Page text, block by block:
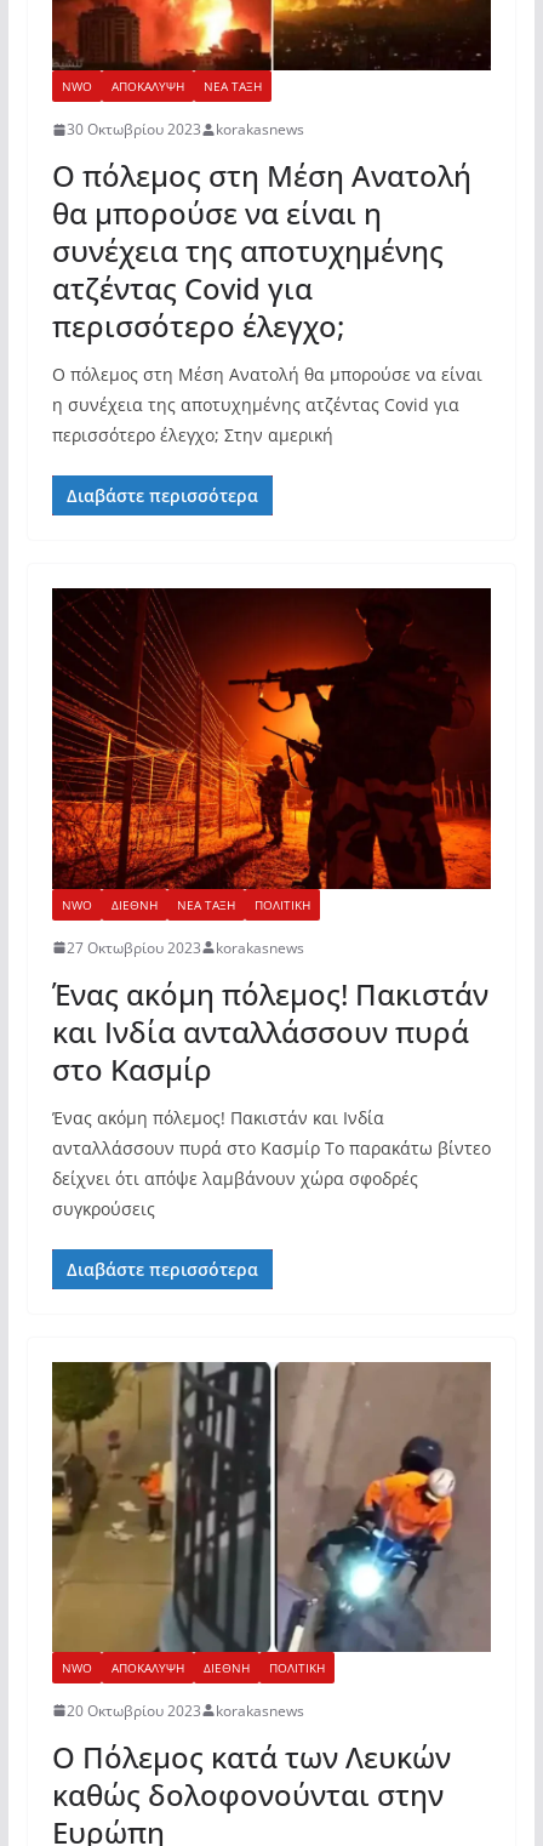
NWO ΑΠΟΚΑΛΥΨΗ ΝΕΑ ΤΑΞΗ
30 Οκτωβρίου 2023 korakasnews
Ο πόλεμος στη Μέση Ανατολή
θα μπορούσε να είναι η
συνέχεια της αποτυχημένης
ατζέντας Covid για
περισσότερο έλεγχο;
Ο πόλεμος στη Μέση Ανατολή θα μπορούσε να είναι
η συνέχεια της αποτυχημένης ατζέντας Covid για
περισσότερο έλεγχο; Στην αμερική
Διαβάστε περισσότερα
NWO ΔΙΕΘΝΗ ΝΕΑ ΤΑΞΗ ΠΟΛΙΤΙΚΗ
27 Οκτωβρίου 2023 korakasnews
Ένας ακόμη πόλεμος! Πακιστάν
και Ινδία ανταλλάσσουν πυρά
στο Κασμίρ
Ένας ακόμη πόλεμος! Πακιστάν και Ινδία
ανταλλάσσουν πυρά στο Κασμίρ Το παρακάτω βίντεο
δείχνει ότι απόψε λαμβάνουν χώρα σφοδρές
συγκρούσεις
Διαβάστε περισσότερα
NWO ΑΠΟΚΑΛΥΨΗ ΔΙΕΘΝΗ ΠΟΛΙΤΙΚΗ
20 Οκτωβρίου 2023 korakasnews
Ο Πόλεμος κατά των Λευκών
καθώς δολοφονούνται στην
Ευρώπη